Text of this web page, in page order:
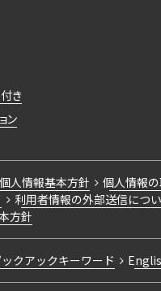
き
ン
人情報基本方針 個人情報
利用者情報の外部送信につ
方針
ックアックキーワード